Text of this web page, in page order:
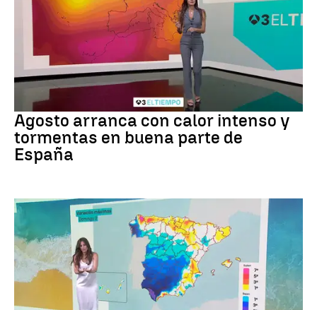
Tiempo
Agosto arranca con calor intenso y
tormentas en buena parte de
España